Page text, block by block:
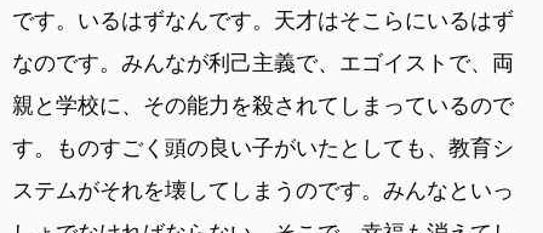
です。いるはずなんです。天才はそこらにいるはず
なのです。みんなが利己主義で、エゴイストで、両
親と学校に、その能力を殺されてしまっているので
す。ものすごく頭の良い子がいたとしても、教育シ
ステムがそれを壊してしまうのです。みんなといっ